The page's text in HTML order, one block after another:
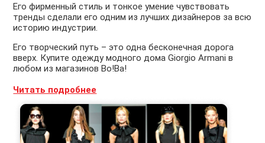
Его фирменный стиль и тонкое умение чувствовать
тренды сделали его одним из лучших дизайнеров за всю
историю индустрии.
Его творческий путь – это одна бесконечная дорога
вверх. Купите одежду модного дома Giorgio Armani в
любом из магазинов Во!Ва!
Читать подробнее